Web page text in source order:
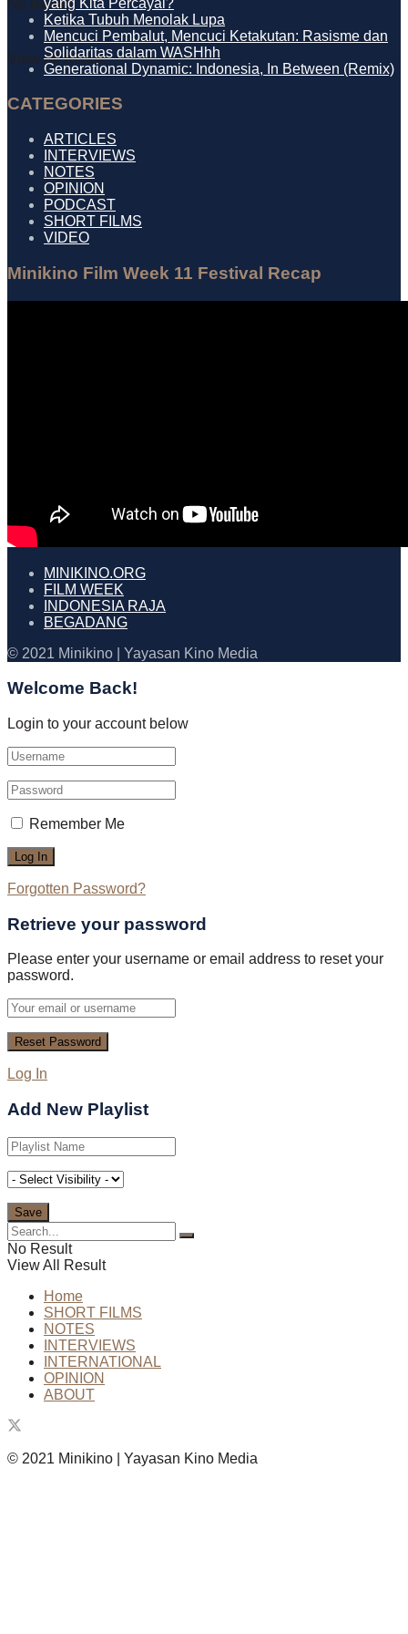
No Result
View All Result
Ketika Tubuh Menolak Lupa
Mencuci Pembalut, Mencuci Ketakutan: Rasisme dan
Solidaritas dalam WASHhh
Generational Dynamic: Indonesia, In Between (Remix)
CATEGORIES
ARTICLES
INTERVIEWS
NOTES
OPINION
PODCAST
SHORT FILMS
VIDEO
Minikino Film Week 11 Festival Recap
MINIKINO.ORG
FILM WEEK
INDONESIA RAJA
BEGADANG
© 2021 Minikino | Yayasan Kino Media
Welcome Back!
Login to your account below
Remember Me
Forgotten Password?
Retrieve your password
Please enter your username or email address to reset your
password.
Log In
Add New Playlist
No Result
View All Result
Home
SHORT FILMS
NOTES
INTERVIEWS
INTERNATIONAL
OPINION
ABOUT
© 2021 Minikino | Yayasan Kino Media